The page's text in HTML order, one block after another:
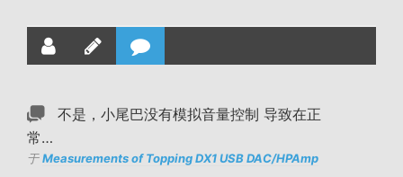
不是，小尾巴没有模拟音量控制 导致在正
常…
于Measurements of Topping DX1 USB DAC/HPAmp